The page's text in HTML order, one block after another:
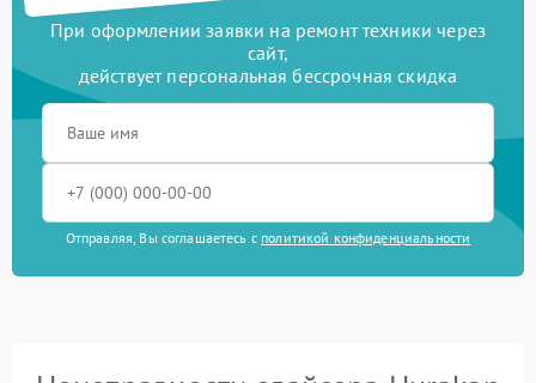
При оформлении заявки на ремонт техники через
сайт,
действует персональная бессрочная скидка
Отправляя, Вы соглашаетесь с политикой конфиденциальности